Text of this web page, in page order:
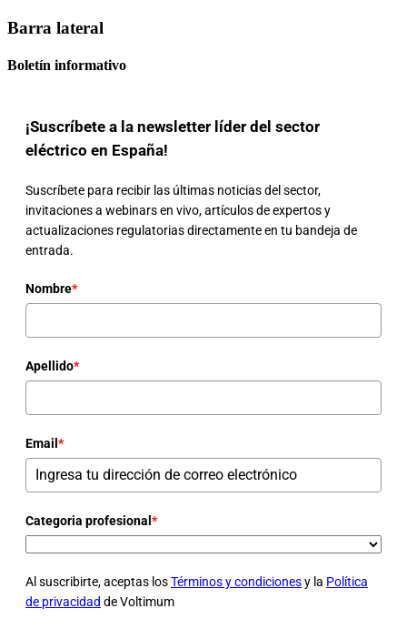
Barra lateral
Boletín informativo
¡Suscríbete a la newsletter líder del sector
eléctrico en España!
Suscríbete para recibir las últimas noticias del sector,
invitaciones a webinars en vivo, artículos de expertos y
actualizaciones regulatorias directamente en tu bandeja de
entrada.
Nombre*
Apellido*
Email *
Categoria profesional *
Al suscribirte, aceptas losTérminos y condicionesy la Política
de privacidad de Voltimum